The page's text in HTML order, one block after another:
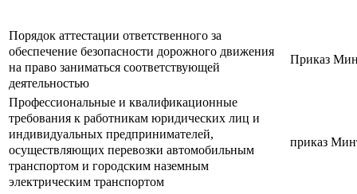
Порядок аттестации ответственного за
обеспечение безопасности дорожного движения
на право заниматься соответствующей
деятельностью
Приказ
Профессиональные и квалификационные
требования к работникам юридических лиц и
индивидуальных предпринимателей,
осуществляющих перевозки автомобильным
транспортом и городским наземным
электрическим транспортом
приказ